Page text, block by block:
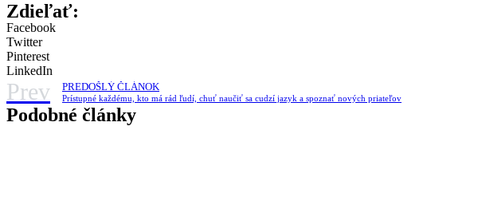
Zdieľať:
Facebook
Twitter
Pinterest
LinkedIn
Prev PREDOŠLÝ ČLÁNOK
Prístupné každému, kto má rád ľudí, chuť naučiť sa cudzí jazyk a spoznať nových priateľov
Podobné články